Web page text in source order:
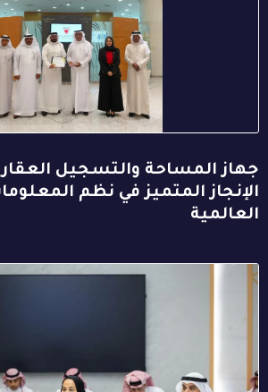
جهاز المساحة والتسجيل
الإنجاز المتميز في نظم
العالمية